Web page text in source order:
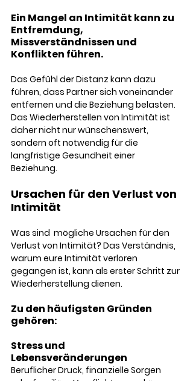
Ein Mangel an Intimität kann zu
Entfremdung,
Missverständnissen und
Konflikten führen.
Das Gefühl der Distanz kann dazu
führen, dass Partner sich voneinander
entfernen und die Beziehung belasten.
Das Wiederherstellen von Intimität ist
daher nicht nur wünschenswert,
sondern oft notwendig für die
langfristige Gesundheit einer
Beziehung.
Ursachen für den Verlust von
Intimität
Was sind  mögliche Ursachen für den
Verlust von Intimität? Das Verständnis,
warum eure Intimität verloren
gegangen ist, kann als erster Schritt zur
Wiederherstellung dienen.
Zu den häufigsten Gründen
gehören:
Stress und
Lebensveränderungen
Beruflicher Druck, finanzielle Sorgen